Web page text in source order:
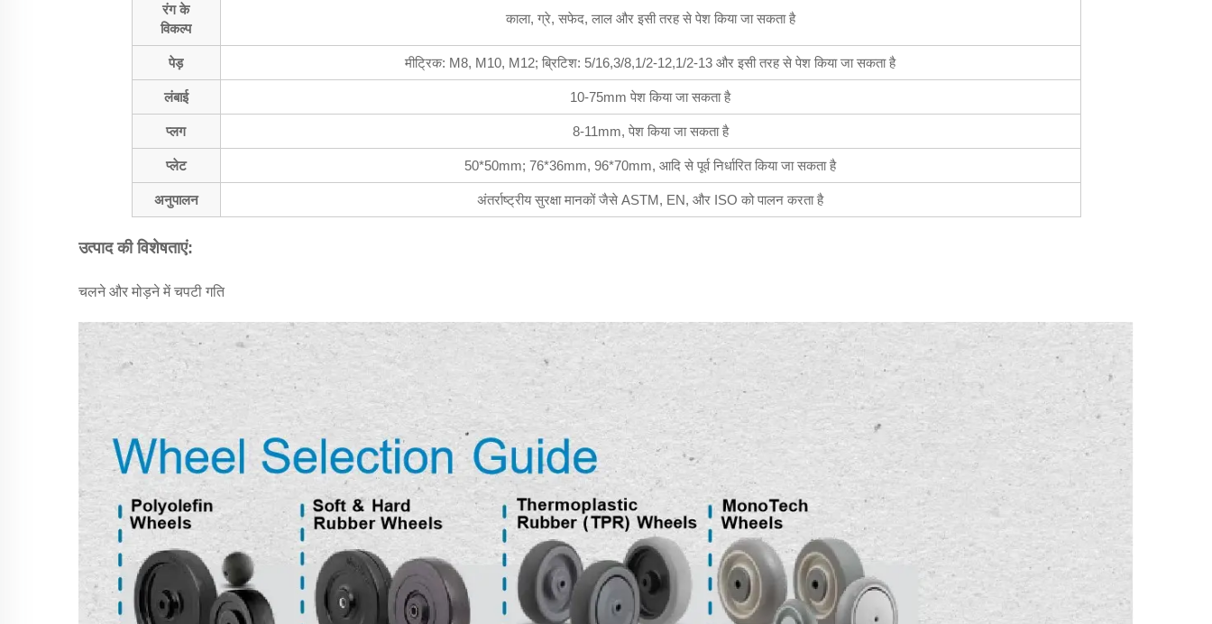
रंग के
विकल्प
काला, ग्रे, सफेद, लाल और इसी तरह से पेश किया जा सकता है
पेड़ मीट्रिक: M8, M10, M12; ब्रिटिश: 5/16,3/8,1/2-12,1/2-13 और इसी तरह से पेश किया जा सकता है
लंबाई 10-75mm पेश किया जा सकता है
प्लग 8-11mm, पेश किया जा सकता है
प्लेट 50*50mm; 76*36mm, 96*70mm, आदि से पूर्व निर्धारित किया जा सकता है
अनुपालन अंतर्राष्ट्रीय सुरक्षा मानकों जैसे ASTM, EN, और ISO को पालन करता है
उत्पाद की विशेषताएं:
चलने और मोड़ने में चपटी गति